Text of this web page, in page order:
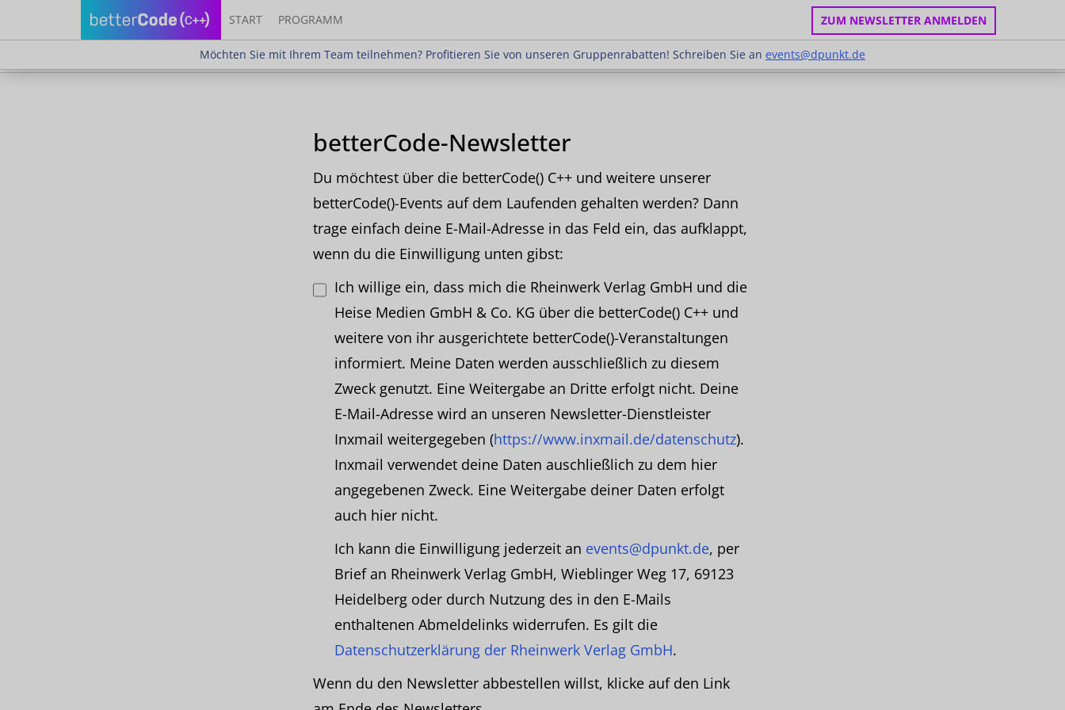
START PROGRAMM ZUM NEWSLETTER ANMELDEN
Möchten Sie mit Ihrem Team teilnehmen? Profitieren Sie von unseren Gruppenrabatten! Schreiben Sie an events@dpunkt.de
Möchten Sie mit Ihrem Team teilnehmen? Profitieren Sie von unseren Gruppenrabatten! Schreiben Sie anevents@dpunkt.de
betterCode-Newsletter
Du möchtest über die betterCode() C++ und weitere unserer
betterCode()-Events auf dem Laufenden gehalten werden? Dann
trage einfach deine E-Mail-Adresse in das Feld ein, das aufklappt,
wenn du die Einwilligung unten gibst:
Ich willige ein, dass mich die Rheinwerk Verlag GmbH und die
Heise Medien GmbH & Co. KG über die betterCode() C++ und
weitere von ihr ausgerichtete betterCode()-Veranstaltungen
informiert. Meine Daten werden ausschließlich zu diesem
Zweck genutzt. Eine Weitergabe an Dritte erfolgt nicht. Deine
E-Mail-Adresse wird an unseren Newsletter-Dienstleister
Inxmail weitergegeben (https://www.inxmail.de/datenschutz).
Inxmail verwendet deine Daten auschließlich zu dem hier
angegebenen Zweck. Eine Weitergabe deiner Daten erfolgt
auch hier nicht.
Ich kann die Einwilligung jederzeit an events@dpunkt.de, per
Brief an Rheinwerk Verlag GmbH, Wieblinger Weg 17, 69123
Heidelberg oder durch Nutzung des in den E-Mails
enthaltenen Abmeldelinks widerrufen. Es gilt die
Datenschutzerklärung der Rheinwerk Verlag GmbH.
Wenn du den Newsletter abbestellen willst, klicke auf den Link